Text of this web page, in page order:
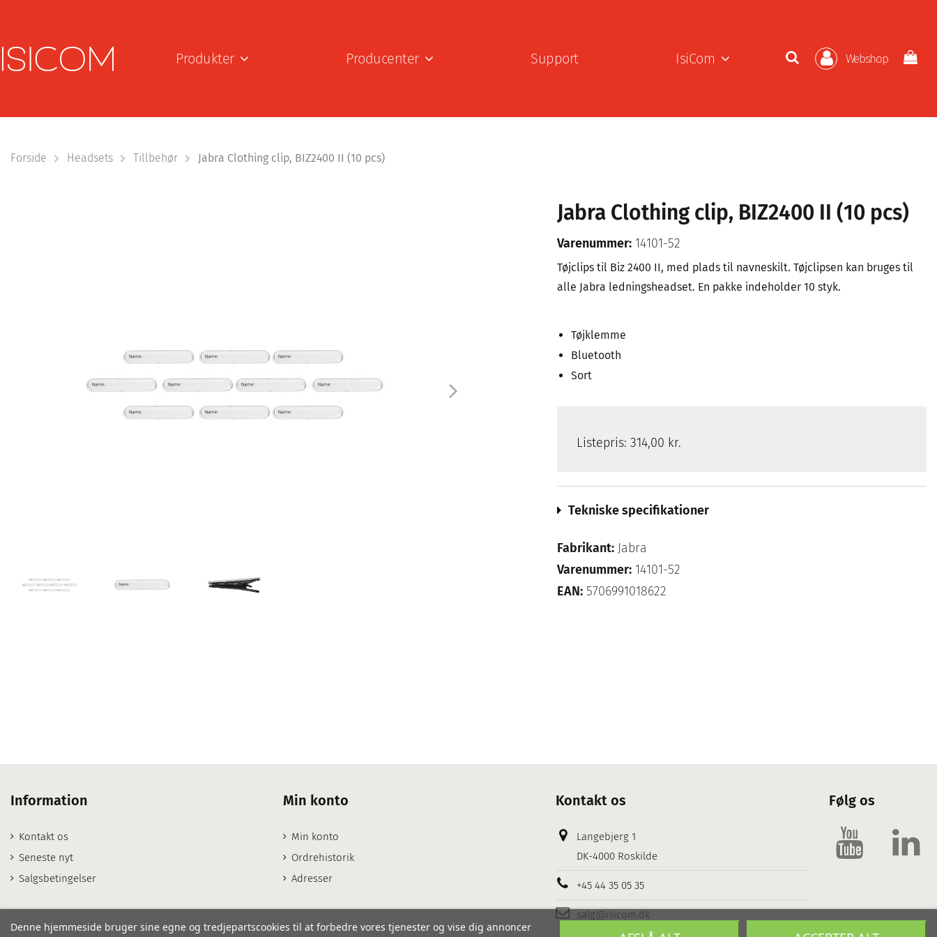
Produkter Producenter Support IsiCom Webshop
Forside Headsets Tillbehør Jabra Clothing clip, BIZ2400 II (10 pcs)
Jabra Clothing clip, BIZ2400 II (10 pcs)
Varenummer: 14101-52
Tøjclips til Biz 2400 II, med plads til navneskilt. Tøjclipsen kan bruges til
alle Jabra ledningsheadset. En pakke indeholder 10 styk.
Tøjklemme
Bluetooth
Sort
Listepris: 314,00 kr.
Tekniske specifikationer
Fabrikant: Jabra
Varenummer: 14101-52
EAN: 5706991018622
Information
Kontakt os
Seneste nyt
Salgsbetingelser
Min konto
Min konto
Ordrehistorik
Adresser
Kontakt os
Langebjerg 1
DK-4000 Roskilde
+45 44 35 05 35
salg@isicom.dk
Denne hjemmeside bruger sine egne og tredjepartscookies til at forbedre vores tjenester og vise dig annoncer
Følg os